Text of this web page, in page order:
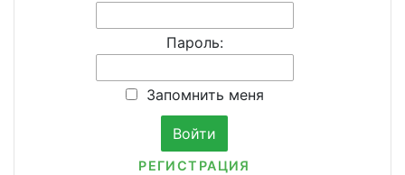
Пароль:
Запомнить меня
РЕГИСТРАЦИЯ